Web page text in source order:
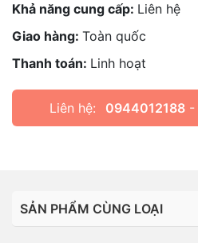
Khả năng cung cấp: Liên hệ
Giao hàng: Toàn quốc
Thanh toán: Linh hoạt
Liên hệ: 0944012188-
SẢN PHẨM CÙNG LOẠI